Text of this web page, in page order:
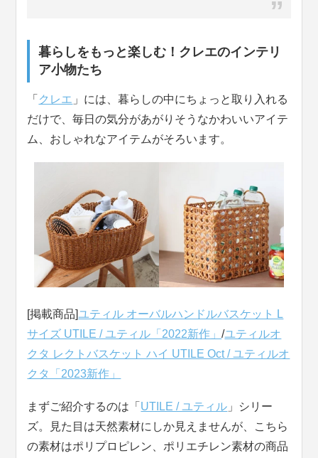
暮らしをもっと楽しむ！クレエのインテリ
ア小物たち
「 クレエ 」には、暮らしの中にちょっと取り入れる
だけで、毎日の気分があがりそうなかわいいアイテ
ム、おしゃれなアイテムがそろいます。
[掲載商品]ユティル オーバルハンドルバスケット L
サイズ UTILE / ユティル「2022新作」/ユティルオ
クタ レクトバスケット ハイ UTILE Oct / ユティルオ
クタ「2023新作」
まずご紹介するのは「 UTILE / ユティル 」シリー
ズ。見た目は天然素材にしか見えませんが、こちら
の素材はポリプロピレン、ポリエチレン素材の商品